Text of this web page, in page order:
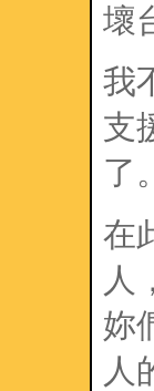
壞
我
支
了。
在
人
妳
人